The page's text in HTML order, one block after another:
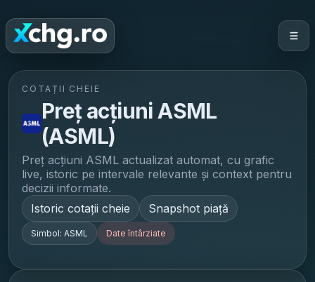
COTAȚII CHEIE
Preț acțiuniASML
(ASML)
Preț acțiuni ASML actualizat automat, cu grafic
live, istoric pe intervale relevante și context pentru
decizii informate.
Istoric cotații cheie
Snapshot piață
Simbol: ASML Date întârziate